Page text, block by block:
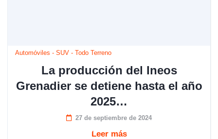
Automóviles - SUV - Todo Terreno
La producción del Ineos
Grenadier se detiene hasta el año
2025…
27 de septiembre de 2024
Leer más